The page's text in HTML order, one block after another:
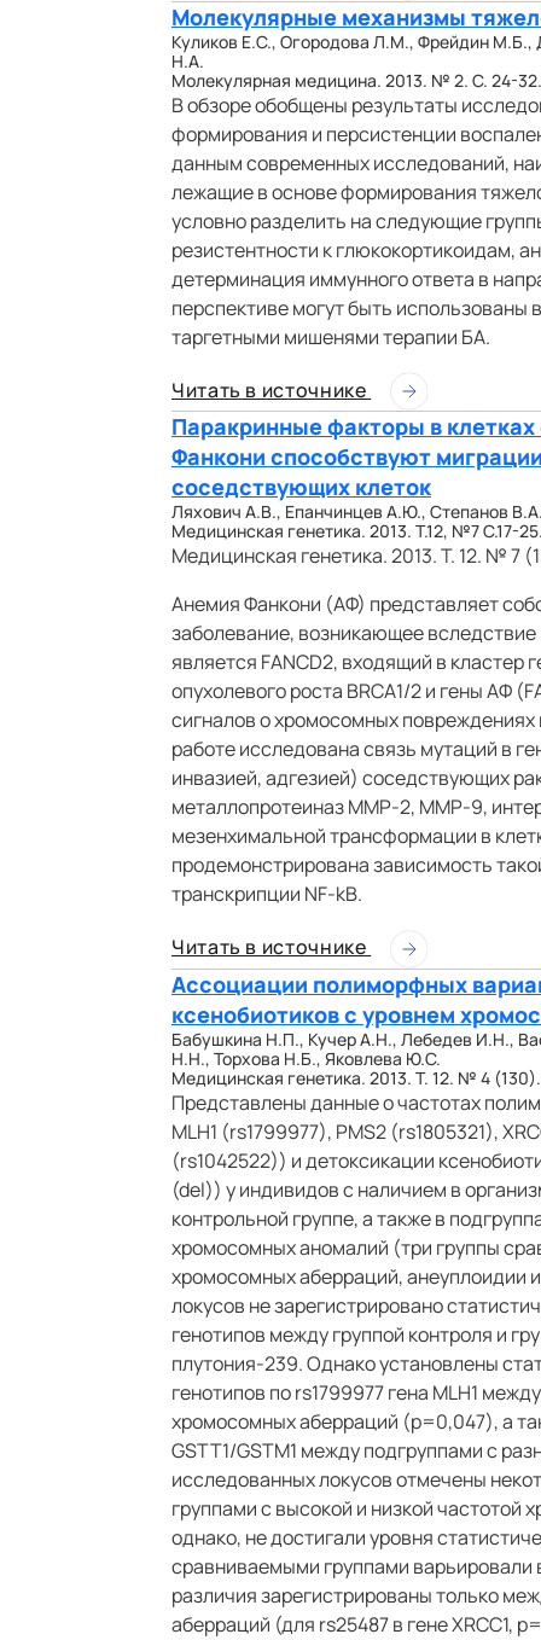
Молекулярные механизмы
Куликов Е.С., Огородова Л.М., Фрейдин
Н.А.
Молекулярная медицина. 2013. № 2. С. 24-32.
В обзоре обобщены результаты
формирования и персистенции
данным современных исследований,
лежащие в основе формирования
условно разделить на следующие
резистентности к глюкокортикоидам,
детерминация иммунного ответа в
перспективе могут быть использованы
таргетными мишенями терапии БА.
Читать в источнике
Паракринные факторы в
Фанкони способствуют
соседствующих клеток
Ляхович А.В., Епанчинцев А.Ю., Степанов
Медицинская генетика. 2013. Т.12, №7 С.17-
Медицинская генетика. 2013. Т. 12. № 7
Анемия Фанкони (АФ) представляет
заболевание, возникающее
является FANCD2, входящий в
опухолевого роста BRCA1/2 и гены АФ
сигналов о хромосомных
работе исследована связь мутаций в
инвазией, адгезией) соседствующих
металлопротеиназ MMP-2, MMP-9,
мезенхимальной трансформации в
продемонстрирована зависимость
транскрипции NF-kB.
Читать в источнике
Ассоциации полиморфных
ксенобиотиков с уровнем
Бабушкина Н.П., Кучер А.Н., Лебедев И.Н.,
Н.Н., Торхова Н.Б., Яковлева Ю.С.
Медицинская генетика. 2013. Т. 12. № 4
Представлены данные о частотах
MLH1 (rs1799977), PMS2 (rs1805321),
(rs1042522)) и детоксикации
(del)) у индивидов с наличием в
контрольной группе, а также в
хромосомных аномалий (три группы
хромосомных аберраций, анеуплоидии
локусов не зарегистрировано
генотипов между группой контроля и
плутония-239. Однако установлены
генотипов по rs1799977 гена MLH1
хромосомных аберраций (p=0,047), а
GSTT1/GSTM1 между подгруппами с
исследованных локусов отмечены
группами с высокой и низкой
однако, не достигали уровня
сравниваемыми группами
различия зарегистрированы только
аберраций (для rs25487 в гене XRCC1,